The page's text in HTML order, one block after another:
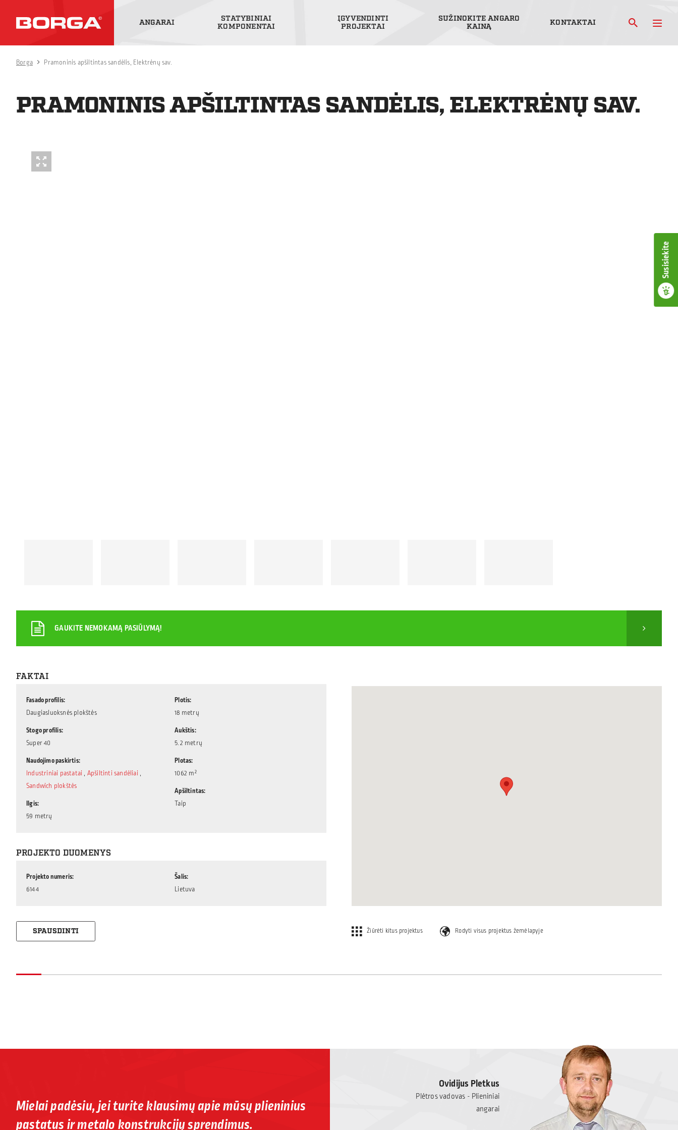
ANGARAI
STATYBINIAI
KOMPONENTAI
ĮGYVENDINTI
PROJEKTAI
SUŽINOKITE ANGARO
KAINĄ
KONTAKTAI
Susisiekite
Borga Pramoninis apšiltintas sandėlis, Elektrėnų sav.
PRAMONINIS APŠILTINTAS SANDĖLIS, ELEKTRĖNŲ SAV.
GAUKITE NEMOKAMĄ PASIŪLYMĄ!
FAKTAI
Fasado profilis
Daugiasluoksnės plokštės
Stogo profilis
Super 40
Naudojimo paskirtis
Industriniai pastatai , Apšiltinti sandėliai ,
Sandwich plokštės
Ilgis
59 metrų
Plotis
18 metrų
Aukštis
5.2 metrų
Plotas
1062 m²
Apšiltintas
Taip
PROJEKTO DUOMENYS
Projekto numeris
6144
Šalis
Lietuva
SPAUSDINTI Žiūrėti kitus projektus Rodyti visus projektus žemėlapyje
Ovidijus Pletkus
Plėtros vadovas - Plieniniai
angarai
Mielai padėsiu, jei turite klausimų apie mūsų plieninius
pastatus ir metalo konstrukcijų sprendimus.